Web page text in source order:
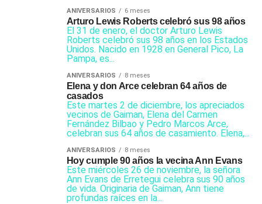
ANIVERSARIOS 6 meses
Arturo Lewis Roberts celebró sus 98 años
El 31 de enero, el doctor Arturo Lewis
Roberts celebró sus 98 años en los Estados
Unidos. Nacido en 1928 en General Pico, La
Pampa, es...
ANIVERSARIOS 8 meses
Elena y don Arce celebran 64 años de
casados
Este martes 2 de diciembre, los apreciados
vecinos de Gaiman, Elena del Carmen
Fernández Bilbao y Pedro Marcos Arce,
celebran sus 64 años de casamiento. Elena,...
ANIVERSARIOS 8 meses
Hoy cumple 90 años la vecina Ann Evans
Este miércoles 26 de noviembre, la señora
Ann Evans de Erretegui celebra sus 90 años
de vida. Originaria de Gaiman, Ann tiene
profundas raíces en la...